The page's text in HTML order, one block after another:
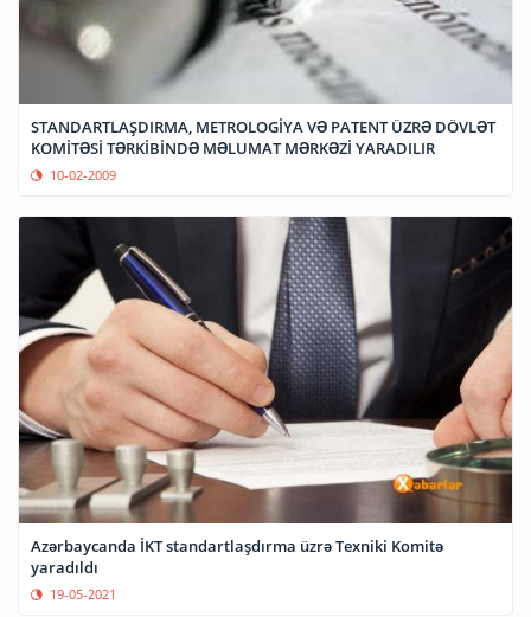
STANDARTLAŞDIRMA, METROLOGİYA VƏ PATENT ÜZRƏ DÖVLƏT
KOMİTƏSİ TƏRKİBİNDƏ MƏLUMAT MƏRKƏZİ YARADILIR
10-02-2009
Azərbaycanda İKT standartlaşdırma üzrə Texniki Komitə
yaradıldı
19-05-2021